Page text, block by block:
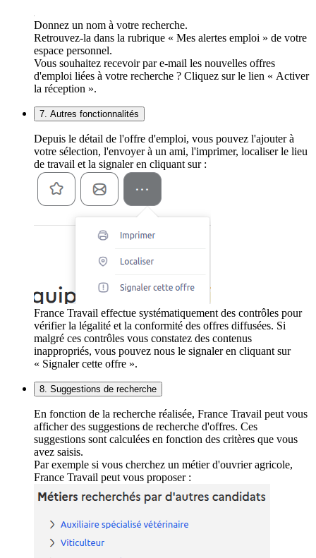
Donnez un nom à votre recherche.
Retrouvez-la dans la rubrique « Mes alertes emploi » de votre
espace personnel.
Vous souhaitez recevoir par e-mail les nouvelles offres
d'emploi liées à votre recherche ? Cliquez sur le lien « Activer
la réception ».
7. Autres fonctionnalités
Depuis le détail de l'offre d'emploi, vous pouvez l'ajouter à
votre sélection, l'envoyer à un ami, l'imprimer, localiser le lieu
de travail et la signaler en cliquant sur :
France Travail effectue systématiquement des contrôles pour
vérifier la légalité et la conformité des offres diffusées. Si
malgré ces contrôles vous constatez des contenus
inappropriés, vous pouvez nous le signaler en cliquant sur
« Signaler cette offre ».
8. Suggestions de recherche
En fonction de la recherche réalisée, France Travail peut vous
afficher des suggestions de recherche d'offres. Ces
suggestions sont calculées en fonction des critères que vous
avez saisis.
Par exemple si vous cherchez un métier d'ouvrier agricole,
France Travail peut vous proposer :